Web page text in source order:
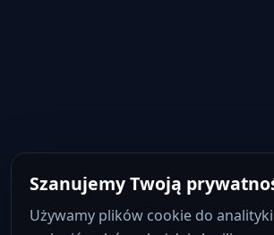
Szanujemy Twoją
Używamy plików cookie do